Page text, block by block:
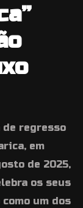
de regresso
em
de 2025,
os seus
um dos